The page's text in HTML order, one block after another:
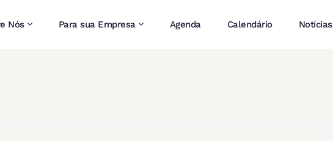
Nós Para sua Empresa Agenda Calendário Notícias